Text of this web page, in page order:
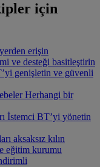
için
erişin
ve desteği basitleştirin
genişletin ve güvenli
Herhangi bir
İstemci BT’yi yönetin
aksaksız kılın
eğitim kurumu